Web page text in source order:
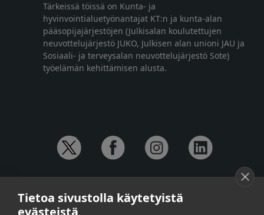
Tärkeissä töissä on Kunta- ja
hyvinvointialuetyönantajat KT:n ja kunta-alan
pääsopijajärjestöjen (Julkisalan koulutettujen
neuvottelujärjestö JUKO, Julkisen alan unioni JAU ja
Sosiaali- ja terveysalan neuvottelujärjestö Sote)
työelämän kehittämisen alusta.
Anna-Mari Jaanu, kehittämispäällikkö,
Tietoa sivustolla käytetyistä
evästeistä